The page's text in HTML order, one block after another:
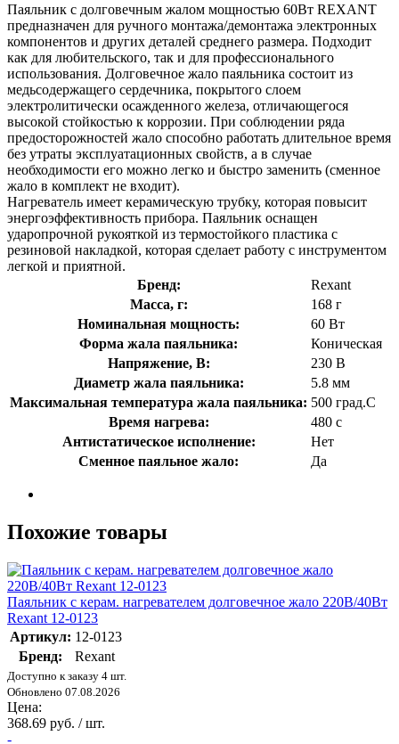
Паяльник с долговечным жалом мощностью 60Вт REXANT
предназначен для ручного монтажа/демонтажа электронных
компонентов и других деталей среднего размера. Подходит
как для любительского, так и для профессионального
использования. Долговечное жало паяльника состоит из
медьсодержащего сердечника, покрытого слоем
электролитически осажденного железа, отличающегося
высокой стойкостью к коррозии. При соблюдении ряда
предосторожностей жало способно работать длительное время
без утраты эксплуатационных свойств, а в случае
необходимости его можно легко и быстро заменить (сменное
жало в комплект не входит).
Нагреватель имеет керамическую трубку, которая повысит
энергоэффективность прибора. Паяльник оснащен
ударопрочной рукояткой из термостойкого пластика с
резиновой накладкой, которая сделает работу с инструментом
легкой и приятной.
Бренд:
Rexant
Масса, г:
168 г
Номинальная мощность:
60 Вт
Форма жала паяльника:
Коническая
Напряжение, В:
230 В
Диаметр жала паяльника:
5.8 мм
Максимальная температура жала паяльника: 500 град.C
Время нагрева:
480 с
Антистатическое исполнение:
Нет
Сменное паяльное жало:
Да
Похожие товары
Паяльник с керам. нагревателем долговечное жало 220В/40Вт
Rexant 12-0123
Артикул: 12-0123
Бренд:
Rexant
Доступно к заказу 4 шт.
Обновлено 07.08.2026
Цена:
368.69 руб. / шт.
-